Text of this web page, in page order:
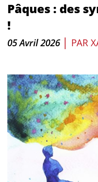
Pâques : des
!
05 Avril 2026 | PAR